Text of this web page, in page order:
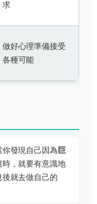
求
做好心理準備接受
各種可能
發現自己因為巨
時，就要有意識地
就去做自己的